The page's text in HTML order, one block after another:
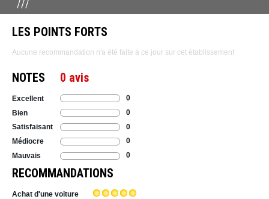
LES POINTS FORTS
Aucune recommandation n'a été faite à ce jour sur cet établissement
NOTES 0 avis
Excellent
0
Bien
0
Satisfaisant
0
Médiocre
0
Mauvais
0
RECOMMANDATIONS
Achat d'une voiture